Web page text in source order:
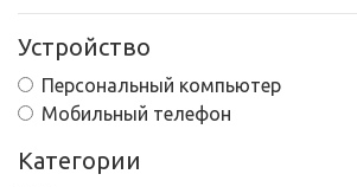
Устройство
Персональный компьютер
Мобильный телефон
Категории